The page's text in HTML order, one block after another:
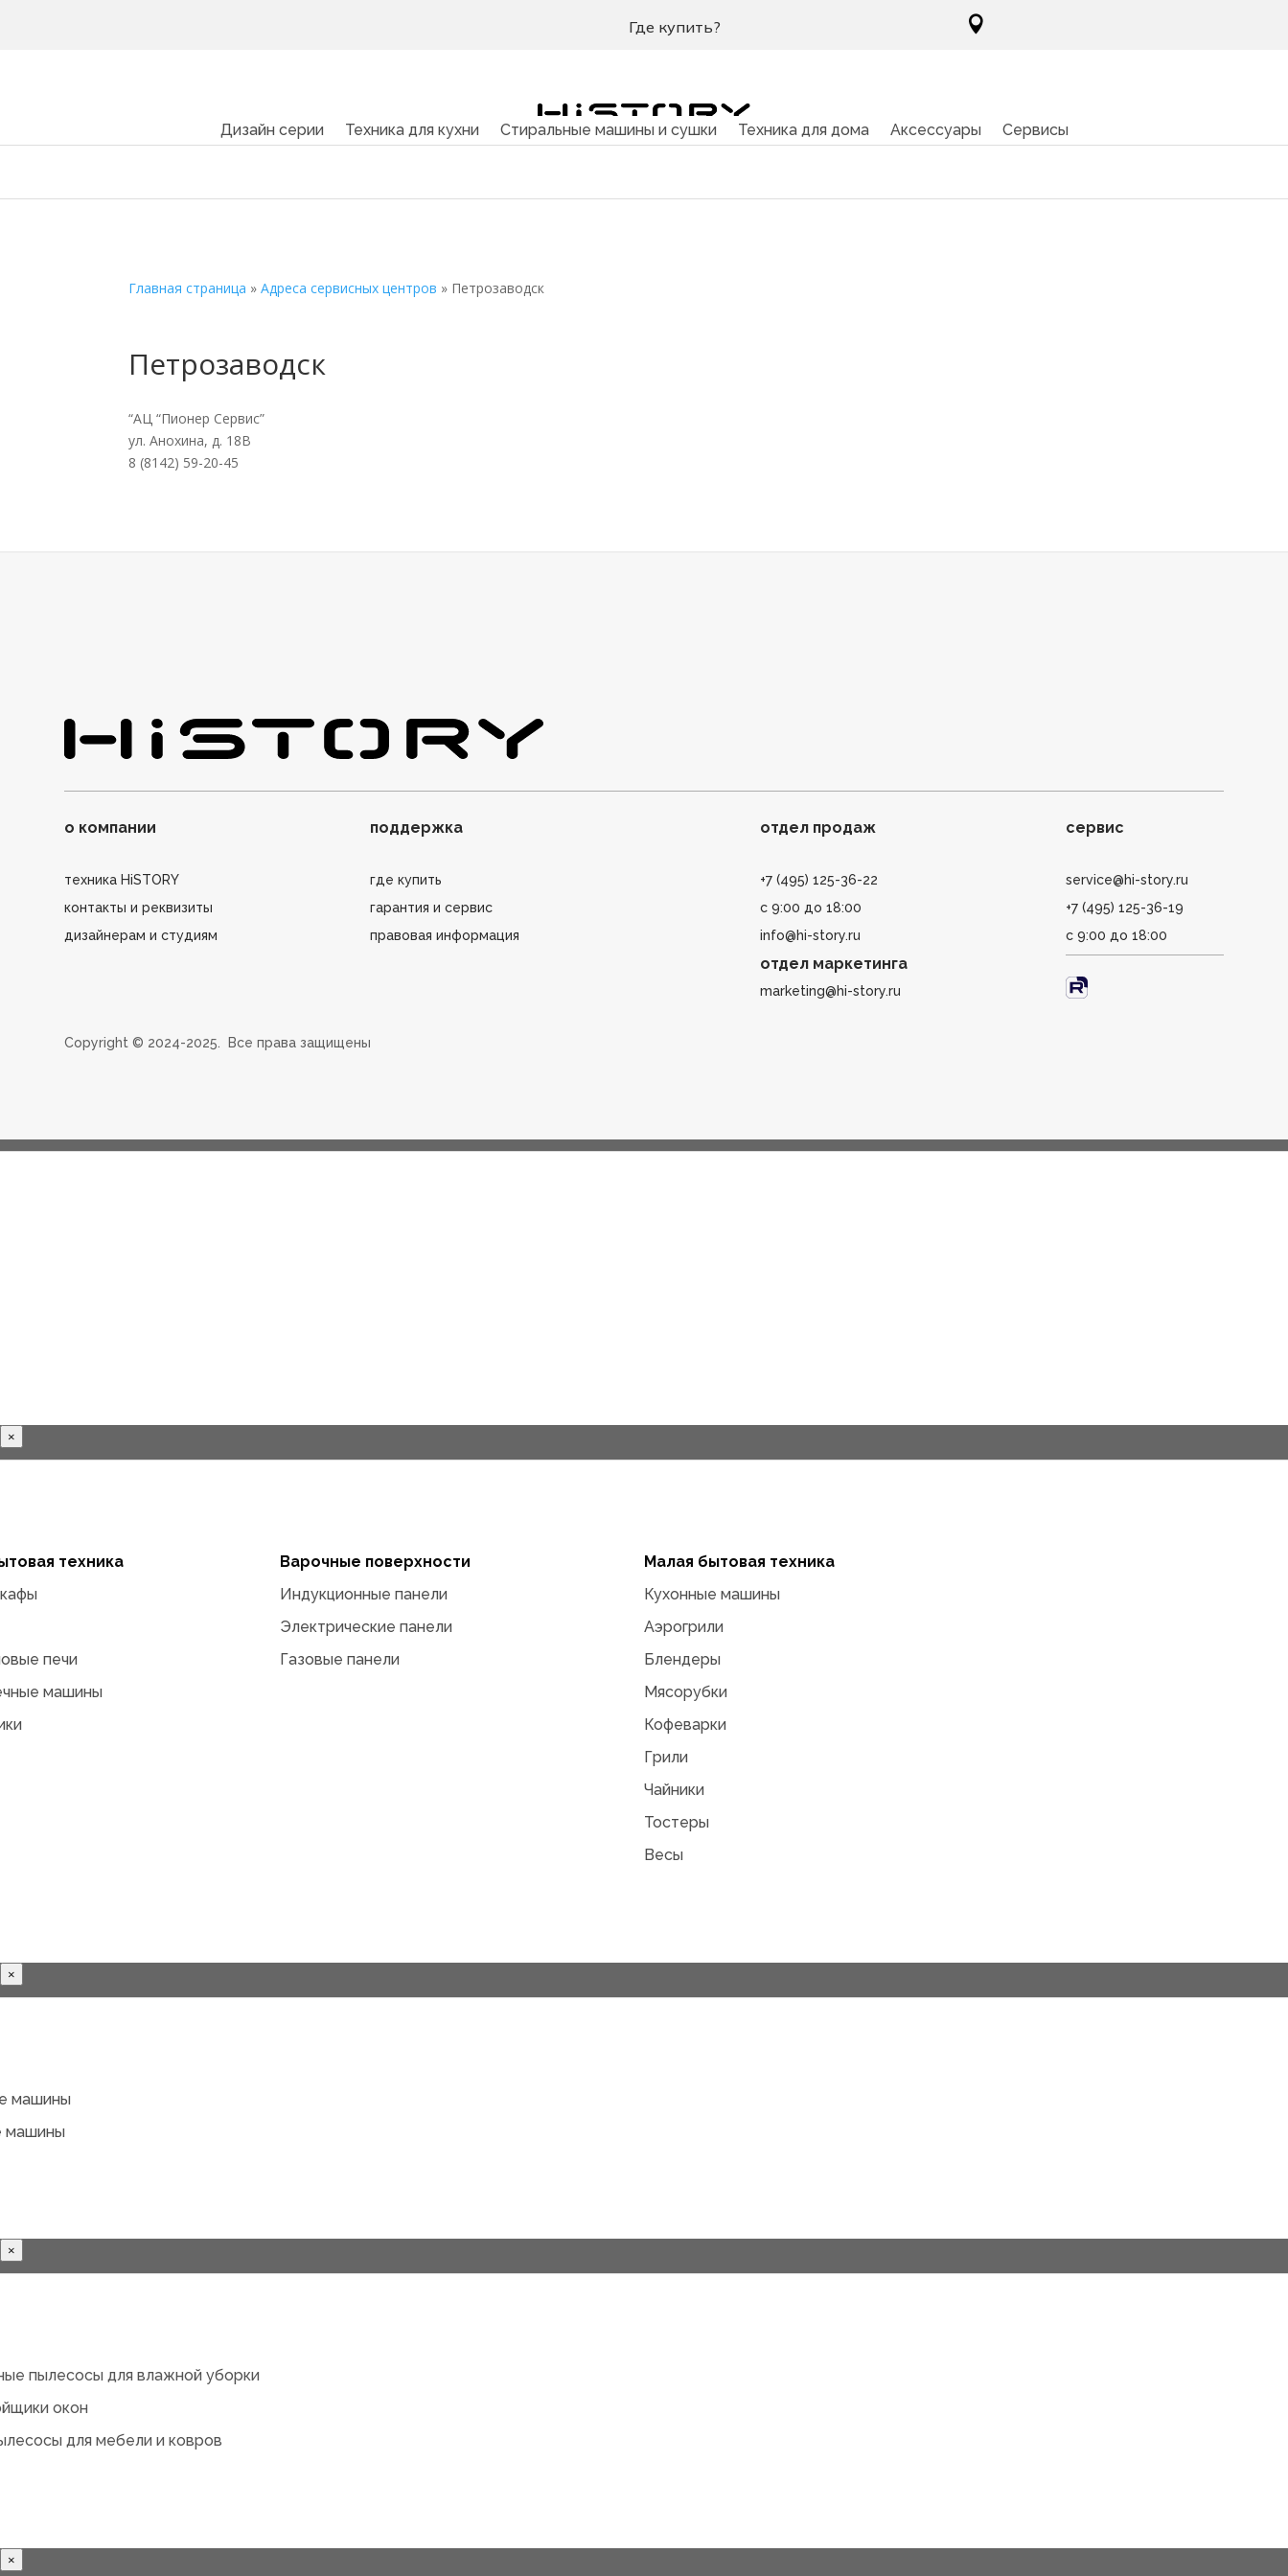

Где купить?
Дизайн серии Техника для кухни Стиральные машины и сушки Техника для дома Аксессуары Сервисы
Главная страница »Адреса сервисных центров » Петрозаводск
Петрозаводск
“АЦ “Пионер Сервис”
ул. Анохина, д. 18В
8 (8142) 59-20-45
о компании
техника HiSTORY
контакты и реквизиты
дизайнерам и студиям
поддержка
где купить
гарантия и сервис
правовая информация
отдел продаж
+7 (495) 125-36-22
с 9:00 до 18:00
info@hi-story.ru
отдел маркетинга
marketing@hi-story.ru
сервис
service@hi-story.ru
+7 (495) 125-36-19
с 9:00 до 18:00
Сopyright ©️ 2024-2025. Все права защищены
×
техника
печи
машины
Варочные поверхности
Индукционные панели
Электрические панели
Газовые панели
Малая бытовая техника
Кухонные машины
Аэрогрили
Блендеры
Мясорубки
Кофеварки
Грили
Чайники
Тостеры
Весы
×
машины
машины
×
пылесосы для влажной уборки
окон
для мебели и ковров
×